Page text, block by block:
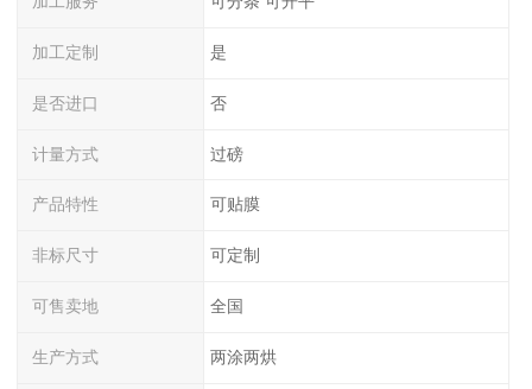
加工定制 是
是否进口 否
计量方式 过磅
产品特性 可贴膜
非标尺寸 可定制
可售卖地 全国
生产方式 两涂两烘